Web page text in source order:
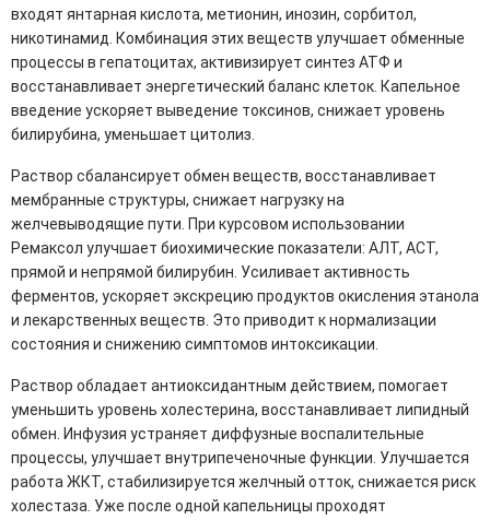
входят янтарная кислота, метионин, инозин, сорбитол,
никотинамид. Комбинация этих веществ улучшает обменные
процессы в гепатоцитах, активизирует синтез АТФ и
восстанавливает энергетический баланс клеток. Капельное
введение ускоряет выведение токсинов, снижает уровень
билирубина, уменьшает цитолиз.
Раствор сбалансирует обмен веществ, восстанавливает
мембранные структуры, снижает нагрузку на
желчевыводящие пути. При курсовом использовании
Ремаксол улучшает биохимические показатели: АЛТ, АСТ,
прямой и непрямой билирубин. Усиливает активность
ферментов, ускоряет экскрецию продуктов окисления этанола
и лекарственных веществ. Это приводит к нормализации
состояния и снижению симптомов интоксикации.
Раствор обладает антиоксидантным действием, помогает
уменьшить уровень холестерина, восстанавливает липидный
обмен. Инфузия устраняет диффузные воспалительные
процессы, улучшает внутрипеченочные функции. Улучшается
работа ЖКТ, стабилизируется желчный отток, снижается риск
холестаза. Уже после одной капельницы проходят